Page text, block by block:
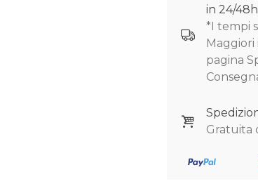
in 24/
*I tempi
pagina
Gratuita